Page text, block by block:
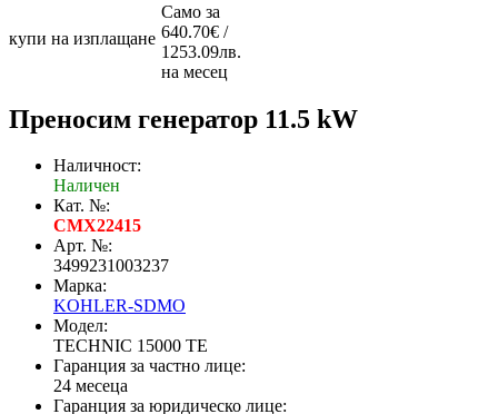
купи на изплащане
Само за
640.70€ /
1253.09лв.
на месец
Преносим генератор 11.5 kW
Наличност:
Наличен
Кат. №:
CMX22415
Арт. №:
3499231003237
Марка:
KOHLER-SDMO
Модел:
TECHNIC 15000 ТЕ
Гаранция за частно лице:
24 месеца
Гаранция за юридическо лице: